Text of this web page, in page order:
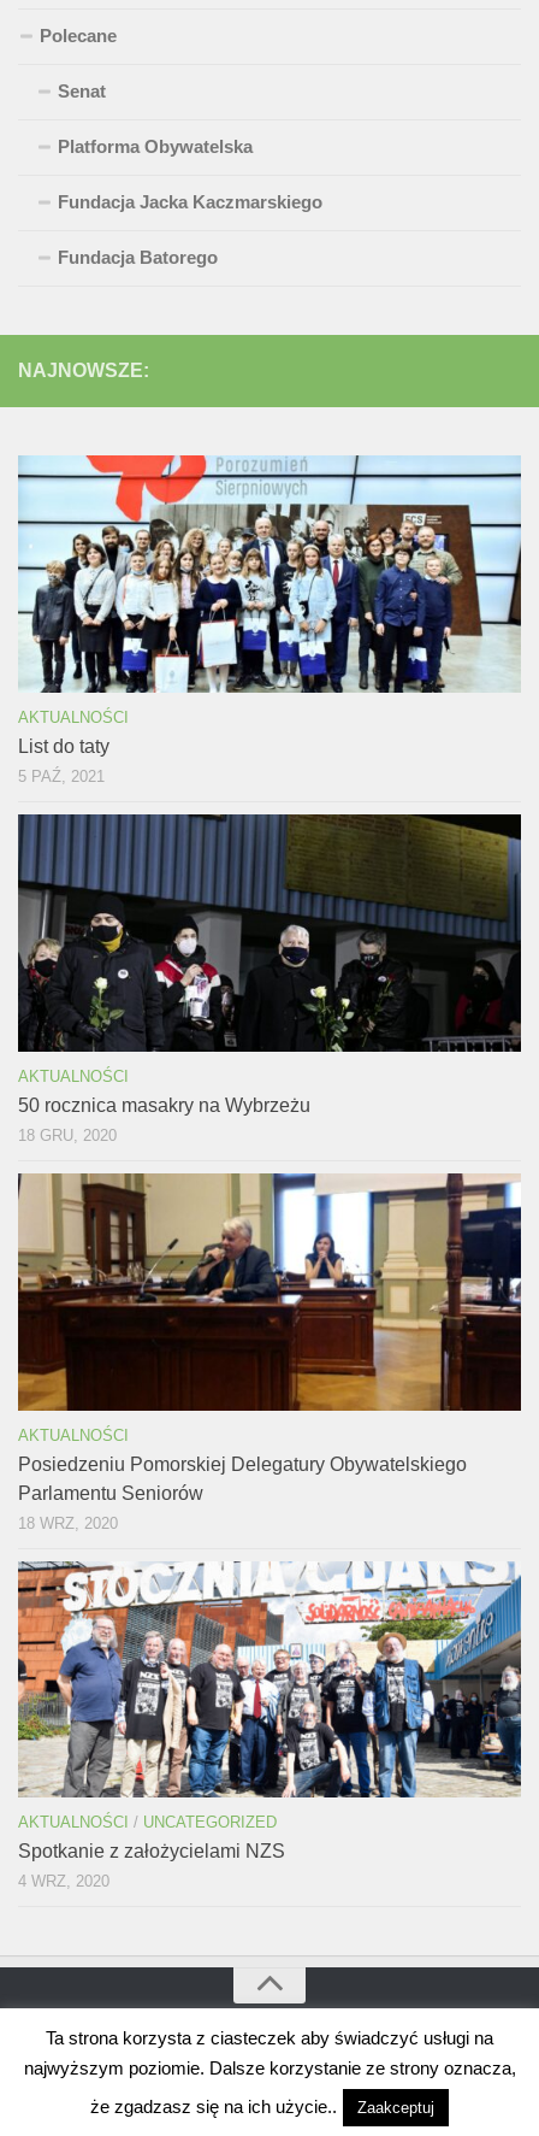
Polecane
Senat
Platforma Obywatelska
Fundacja Jacka Kaczmarskiego
Fundacja Batorego
NAJNOWSZE:
AKTUALNOŚCI
List do taty
5 PAŹ, 2021
AKTUALNOŚCI
50 rocznica masakry na Wybrzeżu
18 GRU, 2020
AKTUALNOŚCI
Posiedzeniu Pomorskiej Delegatury Obywatelskiego
Parlamentu Seniorów
18 WRZ, 2020
AKTUALNOŚCI / UNCATEGORIZED
Spotkanie z założycielami NZS
4 WRZ, 2020
Bogdan Borusewicz © 2026. Wszystkie prawa zastrzeżone
Wspierane przezWordPress. Szablon autorstwaAlx.
Ta strona korzysta z ciasteczek aby świadczyć usługi na
najwyższym poziomie. Dalsze korzystanie ze strony oznacza,
że zgadzasz się na ich użycie..
Zaakceptuj